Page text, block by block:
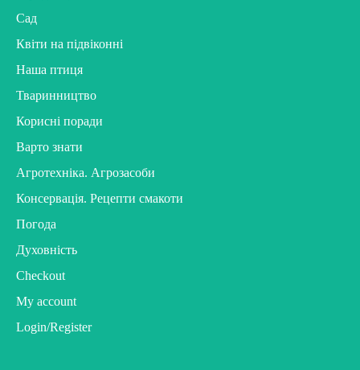
Сад
Квіти на підвіконні
Наша птиця
Тваринництво
Корисні поради
Варто знати
Агротехніка. Агрозасоби
Консервація. Рецепти смакоти
Погода
Духовність
Checkout
My account
Login/Register